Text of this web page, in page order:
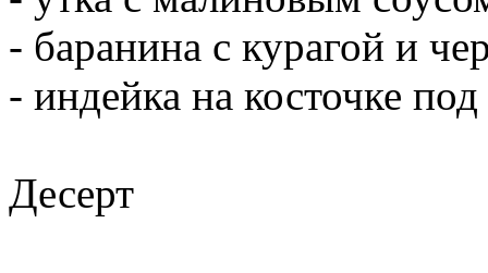
- баранина с курагой и
- индейка на косточке
Десерт